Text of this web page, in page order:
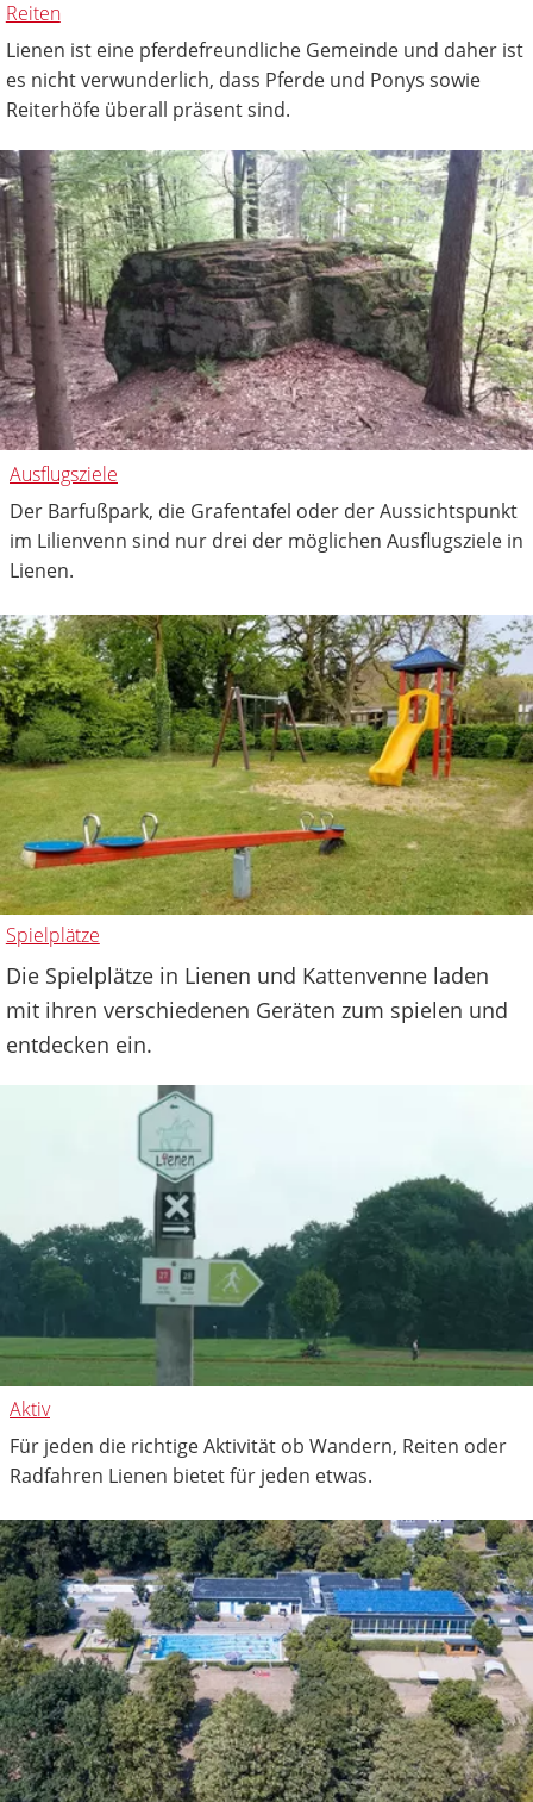
Reiten
Lienen ist eine pferdefreundliche Gemeinde und daher ist
es nicht verwunderlich, dass Pferde und Ponys sowie
Reiterhöfe überall präsent sind.
Ausflugsziele
Der Barfußpark, die Grafentafel oder der Aussichtspunkt
im Lilienvenn sind nur drei der möglichen Ausflugsziele in
Lienen.
Spielplätze
Die Spielplätze in Lienen und Kattenvenne laden
mit ihren verschiedenen Geräten zum spielen und
entdecken ein.
Aktiv
Für jeden die richtige Aktivität ob Wandern, Reiten oder
Radfahren Lienen bietet für jeden etwas.